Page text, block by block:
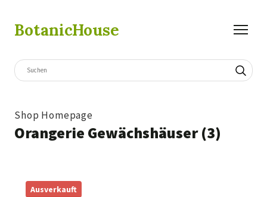
BotanicHouse
Shop Homepage
Orangerie Gewächshäuser (3)
Ausverkauft